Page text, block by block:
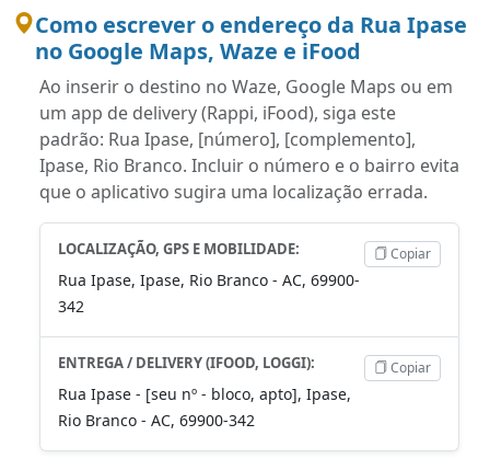
Como escrever o endereço da Rua Ipase
no Google Maps, Waze e iFood
Ao inserir o destino no Waze, Google Maps ou em
um app de delivery (Rappi, iFood), siga este
padrão: Rua Ipase, [número], [complemento],
Ipase, Rio Branco. Incluir o número e o bairro evita
que o aplicativo sugira uma localização errada.
LOCALIZAÇÃO, GPS E MOBILIDADE:
Rua Ipase, Ipase, Rio Branco - AC, 69900-
342
Copiar
ENTREGA / DELIVERY (IFOOD, LOGGI):
Rua Ipase - [seu nº - bloco, apto], Ipase,
Rio Branco - AC, 69900-342
Copiar